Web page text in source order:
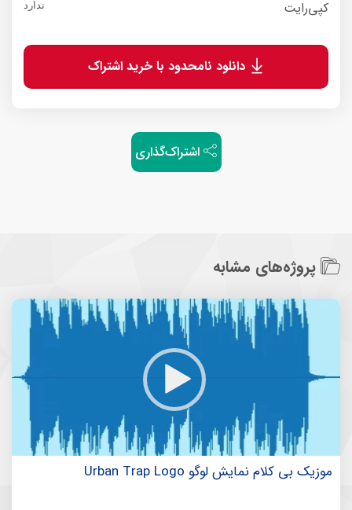
کپی‌رایت ندارد
دانلود نامحدود با خرید اشتراک
اشتراک‌گذاری
پروژه‌های مشابه
موزیک بی کلام نمایش لوگو Urban Trap Logo